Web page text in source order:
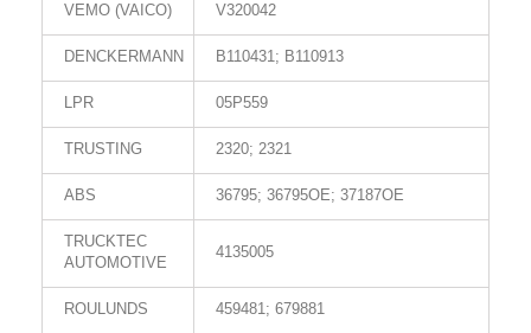
VEMO (VAICO) V320042
DENCKERMANN B110431; B110913
LPR 05P559
TRUSTING 2320; 2321
ABS 36795; 36795OE; 37187OE
TRUCKTEC
AUTOMOTIVE
4135005
ROULUNDS 459481; 679881